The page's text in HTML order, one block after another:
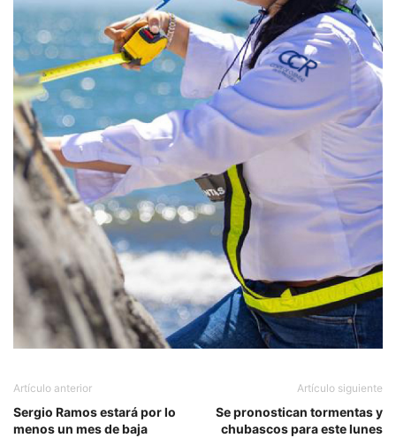
Artículo anterior
Sergio Ramos estará por lo
menos un mes de baja
Artículo siguiente
Se pronostican tormentas y
chubascos para este lunes